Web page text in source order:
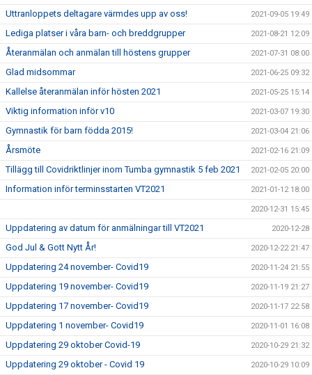
Uttranloppets deltagare värmdes upp av oss! 2021-09-05 19:49
Lediga platser i våra barn- och breddgrupper 2021-08-21 12:09
Återanmälan och anmälan till höstens grupper 2021-07-31 08:00
Glad midsommar 2021-06-25 09:32
Kallelse återanmälan inför hösten 2021 2021-05-25 15:14
Viktig information inför v10 2021-03-07 19:30
Gymnastik för barn födda 2015! 2021-03-04 21:06
Årsmöte 2021-02-16 21:09
Tillägg till Covidriktlinjer inom Tumba gymnastik 5 feb 2021 2021-02-05 20:00
Information inför terminsstarten VT2021 2021-01-12 18:00
2020-12-31 15:45
Uppdatering av datum för anmälningar till VT2021 2020-12-28
God Jul & Gott Nytt År! 2020-12-22 21:47
Uppdatering 24 november- Covid19 2020-11-24 21:55
Uppdatering 19 november- Covid19 2020-11-19 21:27
Uppdatering 17 november- Covid19 2020-11-17 22:58
Uppdatering 1 november- Covid19 2020-11-01 16:08
Uppdatering 29 oktober Covid-19 2020-10-29 21:32
Uppdatering 29 oktober - Covid 19 2020-10-29 10:09